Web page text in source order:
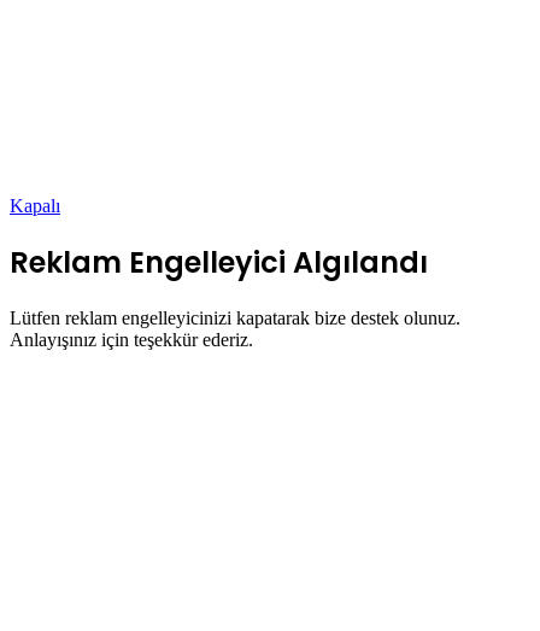
Kapalı
Reklam Engelleyici Algılandı
Lütfen reklam engelleyicinizi kapatarak bize destek olunuz.
Anlayışınız için teşekkür ederiz.